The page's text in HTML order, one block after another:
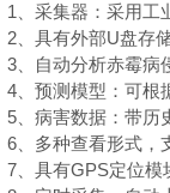
1、采集器：采用工
2、具有外部U盘存
3、自动分析赤霉病
4、预测模型：可根
5、病害数据：带历
6、多种查看形式，
7、具有GPS定位模